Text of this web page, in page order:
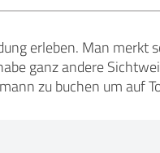
erleben. Man merkt
ganz andere
zu buchen um auf